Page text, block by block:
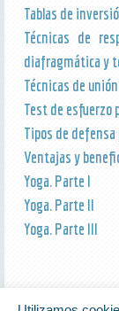
Tablas de
Técnicas de
diafragmática y
Técnicas de
Test de esfuerzo
Tipos de defensa
Ventajas y
Yoga. Parte I
Yoga. Parte II
Yoga. Parte III